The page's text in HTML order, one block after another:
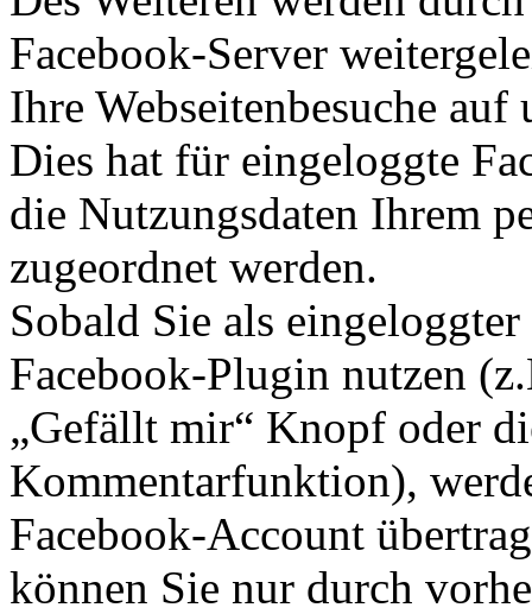
Facebook-Server
Ihre Webseitenbesuche auf
Dies hat für eingeloggte
die Nutzungsdaten Ihrem
zugeordnet werden.
Sobald Sie als
Facebook-Plugin nutzen
„Gefällt mir“ Knopf oder
Kommentarfunktion),
Facebook-Account
können Sie nur durch